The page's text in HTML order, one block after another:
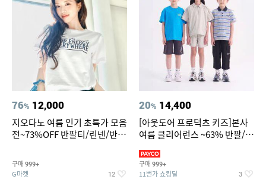
76% 12,000
지오다노 여름 인기 초특가 모음
전~73%OFF 반팔티/린넨/반바
구매 999+
G마켓 12
20% 14,400
[아웃도어 프로덕츠 키즈]본사
여름 클리어런스 ~63% 반팔/반
구매 999+
11번가 쇼킹딜 3